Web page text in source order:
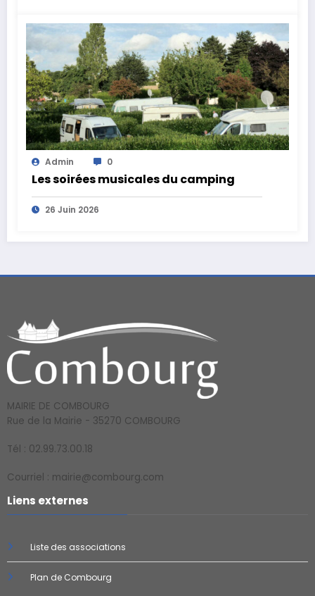
Admin 0
Les soirées musicales du camping
26 Juin 2026
MAIRIE DE COMBOURG
Rue de la Mairie - 35270 COMBOURG
Tél : 02.99.73.00.18
Courriel : mairie@combourg.com
Liens externes
Liste des associations
Plan de Combourg